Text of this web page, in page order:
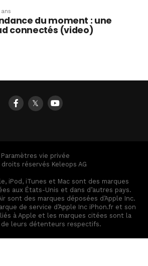
du moment : une
connectés (video)
𝕏
Paramètres vie privée
droits réservés Keleops AG
iPod, iTunes et Mac sont des marques
aux États-Unis et dans d’autres pays.
sont des marques déposées d’Apple Inc.
de service d’Apple Inc iPhon.fr et son
à Apple et les marques citées sont la
leurs détenteurs respectifs.